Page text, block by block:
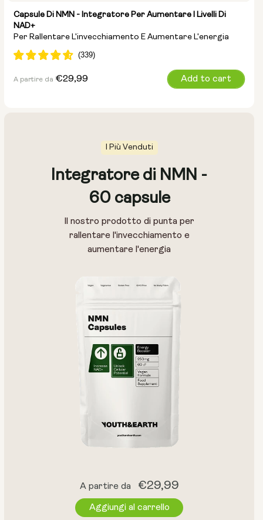
Capsule Di NMN - Integratore Per Aumentare I Livelli Di
NAD+
Per Rallentare L'invecchiamento E Aumentare L'energia
500 mg
Prezzo
A partire da €29,99 Add to cart
I Più Venduti
Integratore di NMN -
60 capsule
Il nostro prodotto di punta per
rallentare l'invecchiamento e
aumentare l'energia
Prezzo
normale
A partire da €29,99
Aggiungi al carrello